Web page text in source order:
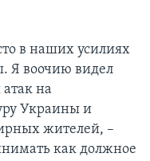
в наших усилиях
Я воочию видел
на
Украины и
жителей, –
как должное